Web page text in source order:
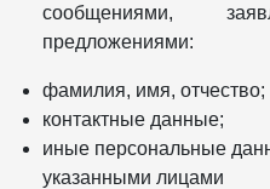
сообщениями,
предложениями:
фамилия, имя, отчество;
контактные данные;
иные персональные
указанными лицами